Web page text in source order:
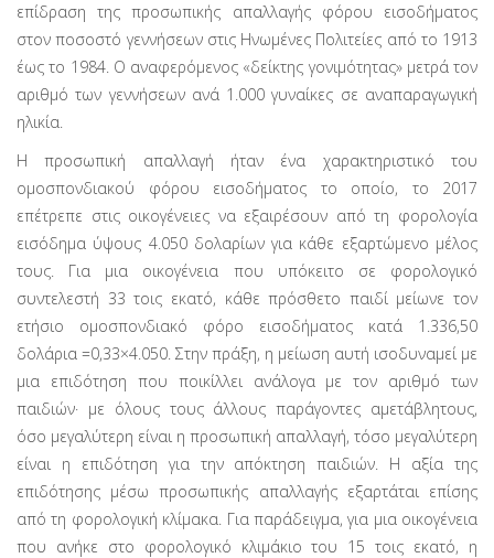
επίδραση της προσωπικής απαλλαγής φόρου εισοδήματος
στον ποσοστό γεννήσεων στις Ηνωμένες Πολιτείες από το 1913
έως το 1984. Ο αναφερόμενος «δείκτης γονι­μότητας» μετρά τον
αριθμό των γεννήσεων ανά 1.000 γυναίκες σε αναπαραγωγική
ηλικία.
Η προσωπική απαλλαγή ήταν ένα χαρακτηριστικό του
ομοσπονδιακού φόρου εισοδήματος το οποίο, το 2017
επέτρεπε στις οικογένειες να εξαιρέσουν από τη φορολογία
εισόδημα ύψους 4.050 δολαρίων για κάθε εξαρτώ­μενο μέλος
τους. Για μια οικογένεια που υπόκειτο σε φορολογικό
συντελεστή 33 τοις εκατό, κάθε πρόσθετο παιδί μείωνε τον
ετήσιο ομοσπονδιακό φόρο εισοδήματος κατά 1.336,50
δολάρια =0,33×4.050. Στην πράξη, η μείωση αυτή ισοδυναμεί με
μια επιδότηση που ποικίλλει ανάλογα με τον αριθμό των
παιδιών· με όλους τους άλλους πα­ράγοντες αμετάβλητους,
όσο μεγαλύτερη είναι η προσωπική απαλλαγή, τόσο μεγαλύτερη
είναι η επιδότηση για την απόκτηση παιδιών. Η αξία της
επιδότησης μέσω προσωπικής απαλλαγής εξαρτάται επίσης
από τη φορολογι­κή κλίμακα. Για παράδειγμα, για μια οικογένεια
που ανήκε στο φορολογικό κλιμάκιο του 15 τοις εκατό, η